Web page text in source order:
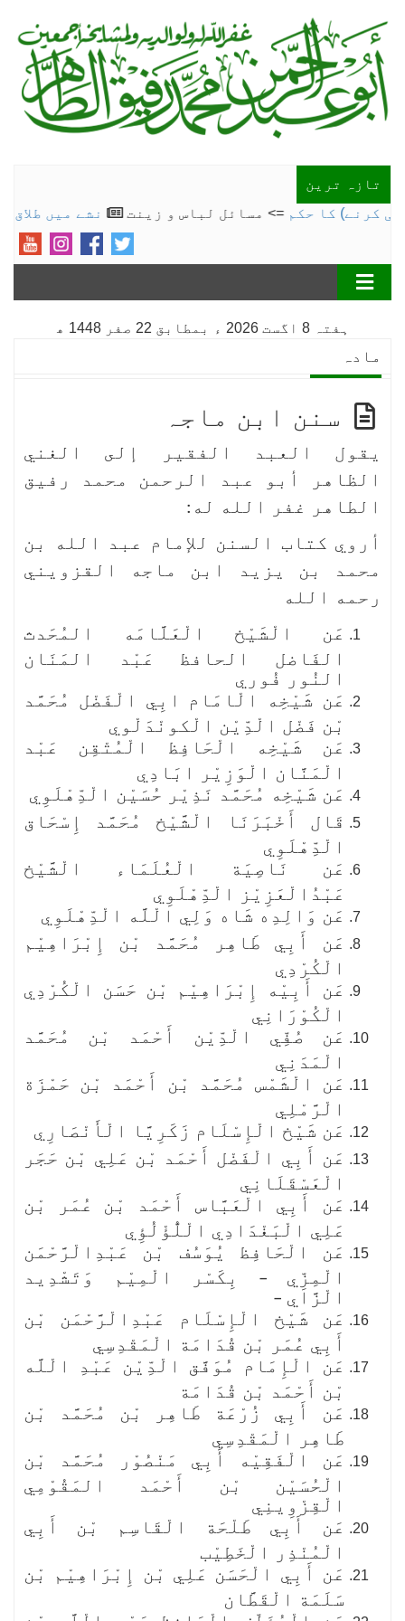
تازہ ترین
نشے میں طلاق=> کرنے) کا حکم=> مسائل لباس و زینت
ہفتہ 8 اگست 2026 ء بمطابق 22 صفر 1448 ھ
مادہ
سنن ابن ماجہ
يقول العبد الفقير إلى الغني
الظاهر أبو عبد الرحمن محمد رفيق
الطاهر غفر الله له:
أروي كتاب السنن للإمام عبد الله بن
محمد بن يزيد ابن ماجه القزويني
رحمه الله
عَن الْشَيْخ الْعَلَّامَه المُحَدث
الفَاضل الحافظ عَبْد المَنَان
النُور فُوري
عَن شَيْخِه الْامَام ابِي الْفَضْل مُحَمَّد
بْن فَضْل الْدِّيْن الْكونْدَلْوي
عَن شَيْخِه الْحَافِظ الْمُتْقِن عَبْد
الْمَنَّان الْوَزِيْر ابَادِي
عَن شَيْخِه مُحَمَّد نَذِيْر حُسَيْن الْدِّهْلَوِي
قَال أَخْبَرَنَا الْشَّيْخ مُحَمَّد إِسْحَاق
الْدِّهْلَوِي
عَن نَاصِيَة الْعُلَمَاء الْشَّيْخ
عَبْدُالْعَزِيْز الْدِّهْلَوِي
عَن وَالِدِه شَاه وَلِي الْلَّه الْدِّهْلَوِي
عَن أَبِي طَاهِر مُحَمَّد بْن إِبْرَاهِيْم
الْكُرْدِي
عَن أَبِيْه إِبْرَاهِيْم بْن حَسَن الْكُرْدِي
الْكُوْرَانِي
عَن صُفِّي الْدِّيْن أَحْمَد بْن مُحَمَّد
الْمَدَنِي
عَن الْشَمْس مُحَمَّد بْن أَحْمَد بْن حَمْزَة
الْرَّمْلِي
عَن شَيْخ الْإِسْلَام زَكَرِيَّا الْأَنْصَارِي
عَن أَبِي الْفَضْل أَحْمَد بْن عَلِي بْن حَجَر
الْعَسْقَلَانِي
عَن أَبِي الْعَبَّاس أَحْمَد بْن عُمَر بْن
عَلِي الْبَغْدَادِي الْلُّؤْلُؤِي
عَن الْحَافِظ يُوَسُف بْن عَبْدِالْرَّحْمَن
الْمِزِّي – بِكَسْر الْمِيْم وَتَشْدِيد
الْزَّاي –
عَن شَيْخ الْإِسْلَام عَبْدِالْرَّحْمَن بْن
أَبِي عُمَر بْن قُدَامَة الْمَقْدِسِي
عَن الْإِمَام مُوَفَّق الْدِّيْن عَبْدِ الْلَّه
بْن أَحْمَد بْن قُدَامَة
عَن أَبِي زُرْعَة طَاهِر بْن مُحَمَّد بْن
طَاهِر الْمَقْدِسِي
عَن الْفَقِيْه أَبِي مَنْصُوْر مُحَمَّد بْن
الْحُسَيْن بْن أَحْمَد المَقُوْمِي
الْقِزْوِينِي
عَن أَبِي طَلْحَة الْقَاسِم بْن أَبِي
الْمُنْذِر الْخَطِيْب
عَن أَبِي الْحَسَن عَلِي بْن إِبْرَاهِيْم بْن
سَلَمَة الْقَطَّان